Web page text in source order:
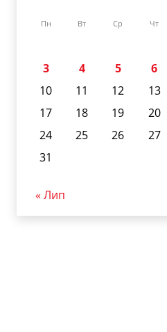
Пн Вт Ср Чт
3
4 5 6
10
11 12 13
17
18 19 20
24
25 26 27
31
« Лип